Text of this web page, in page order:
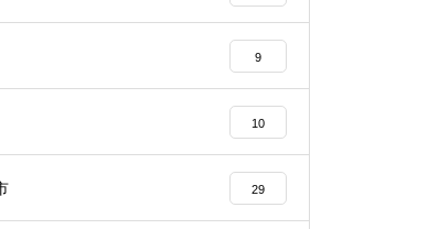
9
10
29